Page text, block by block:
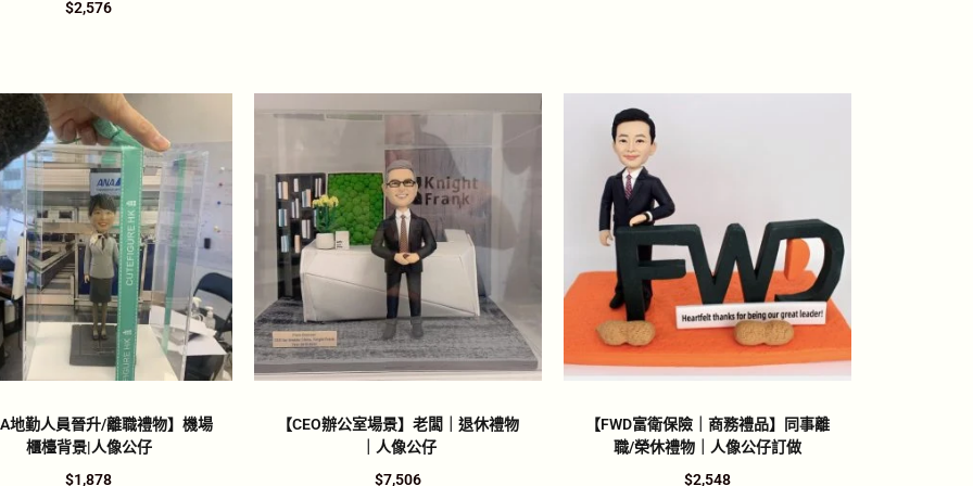
$2,576
地勤人員晉升/離職禮物】機場
櫃檯背景|人像公仔
$1,878
【CEO辦公室場景】老闆｜退休禮物
｜人像公仔
$7,506
【FWD富衛保險｜商務禮品】同事離
職/榮休禮物｜人像公仔訂做
$2,548